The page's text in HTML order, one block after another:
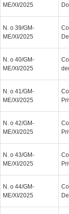
ME/XI/2025
N. o 39/GM-
ME/XI/2025
N. o 40/GM-
ME/XI/2025
N. o 41/GM-
ME/XI/2025
N. o 42/GM-
ME/XI/2025
N. o 43/GM-
ME/XI/2025
N. o 44/GM-
ME/XI/2025